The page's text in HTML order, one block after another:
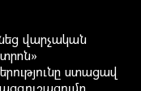
վարչական
ստացավ